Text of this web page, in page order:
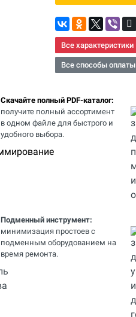
Все характеристики
Все способы оплаты
Скачайте полный PDF-каталог:
получите полный ассортимент
в одном файле для быстрого и
удобного выбора.
Подменный инструмент:
минимизация простоев с
подменным оборудованием на
время ремонта.